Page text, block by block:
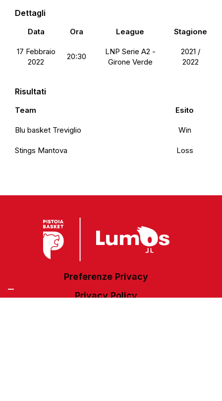
Dettagli
Data Ora League Stagione
17 Febbraio
2022
20:30
LNP Serie A2 -
Girone Verde
2021 /
2022
Risultati
Team Esito
Blu basket Treviglio Win
Stings Mantova Loss
Preferenze Privacy
Privacy Policy